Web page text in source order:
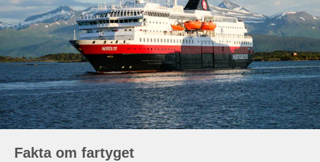
Fakta om fartyget